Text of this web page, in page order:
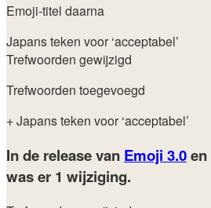
Emoji-titel daarna
Japans teken voor ‘acceptabel’
Trefwoorden gewijzigd
Trefwoorden toegevoegd
+ Japans teken voor ‘acceptabel’
In de release van Emoji 3.0en
was er 1 wijziging.